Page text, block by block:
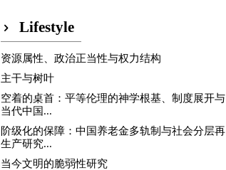
Lifestyle
资源属性、政治正当性与权力结构
主干与树叶
空着的桌首：平等伦理的神学根基、制度展开与
当代中国...
阶级化的保障：中国养老金多轨制与社会分层再
生产研究...
当今文明的脆弱性研究